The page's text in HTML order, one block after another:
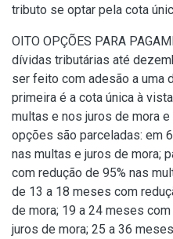
tributo se optar pela cota
OITO OPÇÕES PARA
dívidas tributárias até
ser feito com adesão a uma
primeira é a cota única à
multas e nos juros de mora
opções são parceladas: em
nas multas e juros de mora;
com redução de 95% nas
de 13 a 18 meses com
de mora; 19 a 24 meses
juros de mora; 25 a 36